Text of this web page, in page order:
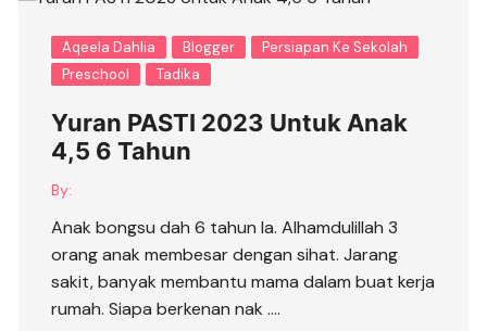
Aqeela Dahlia Blogger
Persiapan Ke Sekolah
Preschool
Tadika
Yuran PASTI 2023 Untuk Anak
4,5 6 Tahun
By:
Anak bongsu dah 6 tahun la. Alhamdulillah 3
orang anak membesar dengan sihat. Jarang
sakit, banyak membantu mama dalam buat kerja
rumah. Siapa berkenan nak ….